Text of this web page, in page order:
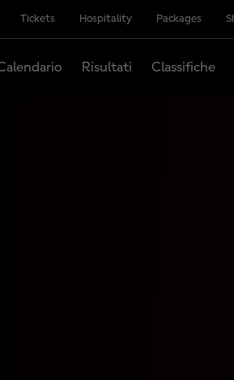
Tickets Hospitality Packages
Risultati Classifiche